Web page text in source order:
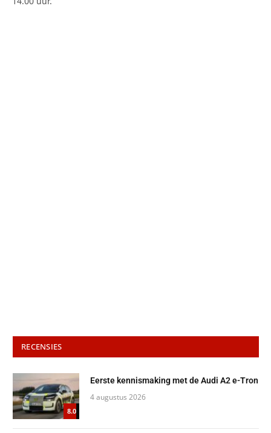
RECENSIES
8.0
Eerste kennismaking met de Audi A2 e-Tron
4 augustus 2026